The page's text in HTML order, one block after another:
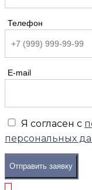
Телефон
E-mail
Я согласен с
персональных
Отправить заявку